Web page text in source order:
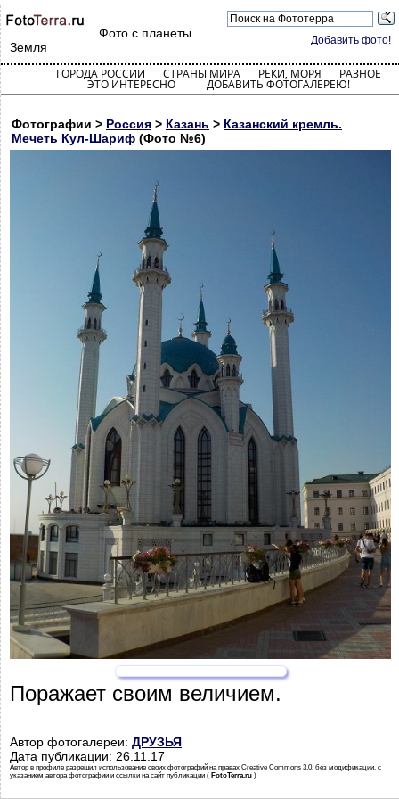
Добавить фото!
Фото с планеты
Земля
ГОРОДА РОССИИ СТРАНЫ МИРА РЕКИ, МОРЯ РАЗНОЕ
ЭТО ИНТЕРЕСНО ДОБАВИТЬ ФОТОГАЛЕРЕЮ!
Фотографии > Россия > Казань > Казанский кремль.
Мечеть Кул-Шариф (Фото №6)
Поражает своим величием.
Автор фотогалереи: ДРУЗЬЯ
Дата публикации: 26.11.17
Автор в профиле разрешил использование своих фотографий на правах Creative Commons 3.0, без модификации, с
указанием автора фотографии и ссылки на сайт публикации ( FotoTerra.ru )